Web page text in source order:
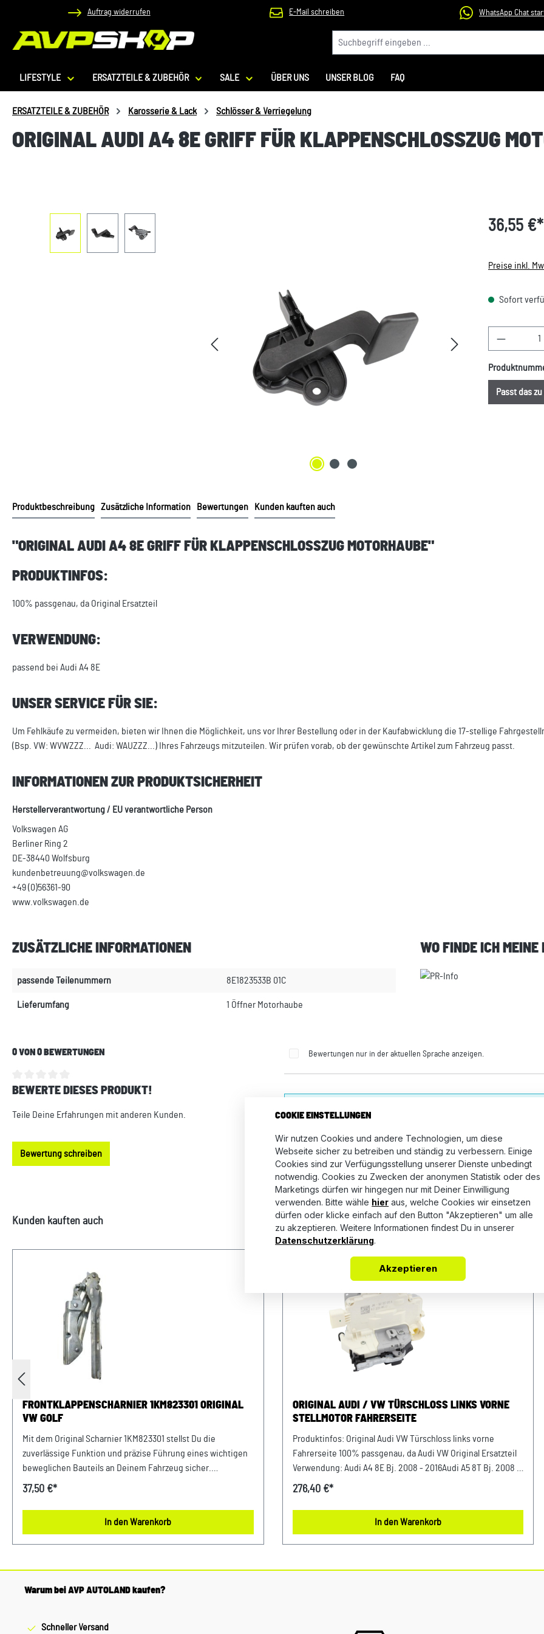
Hauptinhalt springen
Zur Suche springen
Zur Hauptnavigation springen
Auftrag widerrufen E-Mail schreiben WhatsApp Chat
LIFESTYLE ERSATZTEILE & ZUBEHÖR SALE ÜBER UNS UNSER BLOG FAQ
ERSATZTEILE & ZUBEHÖR Karosserie & Lack Schlösser & Verriegelung
ORIGINAL AUDI A4 8E GRIFF FÜR KLAPPENSCHLOSSZUG
36,55 €*
Preise inkl.
Sofort
Produkt
Passt das
Produktbeschreibung Zusätzliche Information Bewertungen Kunden kauften auch
"ORIGINAL AUDI A4 8E GRIFF FÜR KLAPPENSCHLOSSZUG MOTORHAUBE"
PRODUKTINFOS:
100% passgenau, da Original Ersatzteil
VERWENDUNG:
passend bei Audi A4 8E
UNSER SERVICE FÜR SIE:
Um Fehlkäufe zu vermeiden, bieten wir Ihnen die Möglichkeit, uns vor Ihrer Bestellung oder in der Kaufabwicklung die 17-stellige
(Bsp. VW: WVWZZZ... Audi: WAUZZZ...) Ihres Fahrzeugs mitzuteilen. Wir prüfen vorab, ob der gewünschte Artikel zum Fahrzeug passt.
INFORMATIONEN ZUR PRODUKTSICHERHEIT
Herstellerverantwortung / EU verantwortliche Person
Volkswagen AG
Berliner Ring 2
DE-38440 Wolfsburg
kundenbetreuung@volkswagen.de
+49 (0)56361-90
www.volkswagen.de
ZUSÄTZLICHE INFORMATIONEN
passende Teilenummern 8E1823533B 01C
Lieferumfang 1 Öffner Motorhaube
WO FINDE ICH
0 VON 0 BEWERTUNGEN
Durchschnittliche Bewertung von 0 von 5 Sternen
BEWERTE DIESES PRODUKT!
Teile Deine Erfahrungen mit anderen Kunden.
Bewertung schreiben
Bewertungen nur in der aktuellen Sprache anzeigen.
Produktgalerie überspringen
Kunden kauften auch
FRONTKLAPPENSCHARNIER 1KM823301 ORIGINAL
VW GOLF
Mit dem Original Scharnier 1KM823301 stellst Du die
zuverlässige Funktion und präzise Führung eines wichtigen
beweglichen Bauteils an Deinem Fahrzeug sicher.
Scharniere sorgen im Alltag für kontrollierte
Deckel oder andere Fahrzeugkomponenten sicher geöffnet,
geschlossen und korrekt positioniert werden können.
Passungenauigkeiten oder erhöhten Belastungen
angrenzender Bauteile führen. Als Original Ersatzteil wurde
präzise Verarbeitung sorgen für eine optimale Integration in
37,50 €*
In den Warenkorb
ORIGINAL AUDI / VW TÜRSCHLOSS LINKS VORNE
STELLMOTOR FAHRERSEITE
Produktinfos: Original Audi VW Türschloss links vorne
Fahrerseite 100% passgenau, da Audi VW Original Ersatzteil
Verwendung: Audi A4 8E Bj. 2008 - 2016Audi A5 8T Bj. 2008 -
2011Audi Q3 8U Bj. 2012 - 2014Audi Q5 8R Bj. 2009 - 2012Audi
2014 - 2018Audi TTRS 2010 - 2014 VW Touareg 2011 - 2018
Unser Service für Sie: Um Fehlkäufe zu vermeiden, bieten
VW: WVWZZZ... Audi: WAUZZZ...) Ihres Fahrzeugs
276,40 €*
In den Warenkorb
Warum bei AVP AUTOLAND kaufen?
Schneller Versand
COOKIE EINSTELLUNGEN
Wir nutzen Cookies und andere Technologien, um diese
Webseite sicher zu betreiben und ständig zu verbessern. Einige
Cookies sind zur Verfügungsstellung unserer Dienste unbedingt
notwendig. Cookies zu Zwecken der anonymen Statistik oder des
Marketings dürfen wir hingegen nur mit Deiner Einwilligung
verwenden. Bitte wähle hier aus, welche Cookies wir einsetzen
dürfen oder klicke einfach auf den Button "Akzeptieren" um alle
zu akzeptieren. Weitere Informationen findest Du in unserer
Datenschutzerklärung.
Akzeptieren